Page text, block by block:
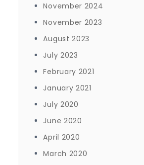
November 2024
November 2023
August 2023
July 2023
February 2021
January 2021
July 2020
June 2020
April 2020
March 2020